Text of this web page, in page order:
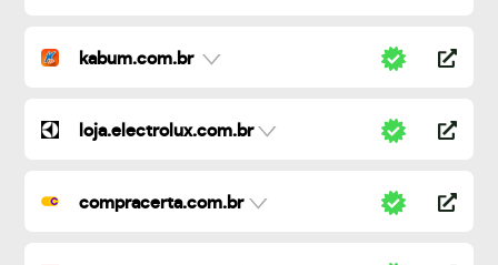
kabum.com.br
loja.electrolux.com.br
compracerta.com.br